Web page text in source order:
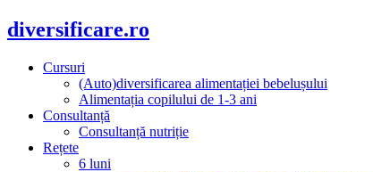
diversificare.ro
Cursuri
(Auto)diversificarea alimentației bebelușului
Alimentația copilului de 1-3 ani
Consultanță
Consultanță nutriție
Rețete
6 luni